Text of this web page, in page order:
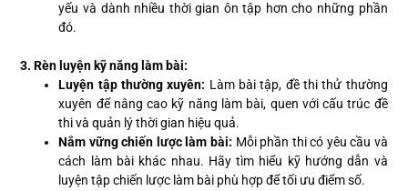
yếu và dành nhiều thời gian ôn tập hơn cho những phần
đó.
3. Rèn luyện kỹ năng làm bài:
Luyện tập thường xuyên: Làm bài tập, đề thi thử thường
xuyên để nâng cao kỹ năng làm bài, quen với cấu trúc đề
thi và quản lý thời gian hiệu quả.
Nắm vững chiến lược làm bài: Mỗi phần thi có yêu cầu và
cách làm bài khác nhau. Hãy tìm hiểu kỹ hướng dẫn và
luyện tập chiến lược làm bài phù hợp để tối ưu điểm số.